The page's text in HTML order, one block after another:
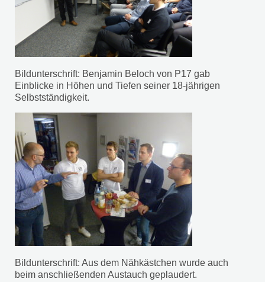
Bildunterschrift: Benjamin Beloch von P17 gab
Einblicke in Höhen und Tiefen seiner 18-jährigen
Selbstständigkeit.
Bildunterschrift: Aus dem Nähkästchen wurde auch
beim anschließenden Austauch geplaudert.